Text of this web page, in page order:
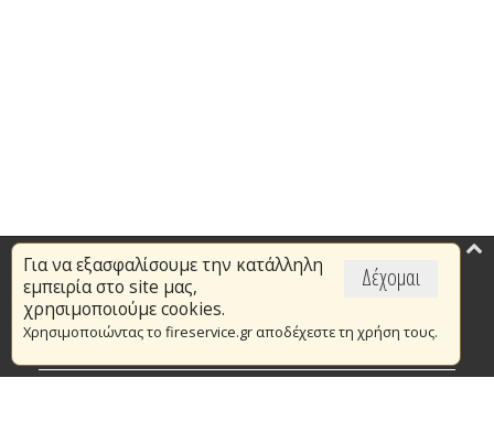
Δέχομαι
Για να εξασφαλίσουμε την κατάλληλη
εμπειρία στο site μας,
χρησιμοποιούμε cookies.
Χρησιμοποιώντας το fireservice.gr αποδέχεστε τη χρήση τους.
Επικαιρότητα
Το Πυροσβεστικό Σώμα